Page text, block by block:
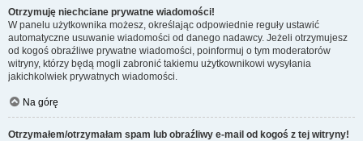
Otrzymuję niechciane prywatne wiadomości!
W panelu użytkownika możesz, określając odpowiednie reguły ustawić
automatyczne usuwanie wiadomości od danego nadawcy. Jeżeli otrzymujesz
od kogoś obraźliwe prywatne wiadomości, poinformuj o tym moderatorów
witryny, którzy będą mogli zabronić takiemu użytkownikowi wysyłania
jakichkolwiek prywatnych wiadomości.
Na górę
Otrzymałem/otrzymałam spam lub obraźliwy e-mail od kogoś z tej witryny!